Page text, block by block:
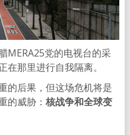
MERA25党的电视台的采
那里进行自我隔离。
的后果，但这场危机将是
的威胁： 核战争和全球变